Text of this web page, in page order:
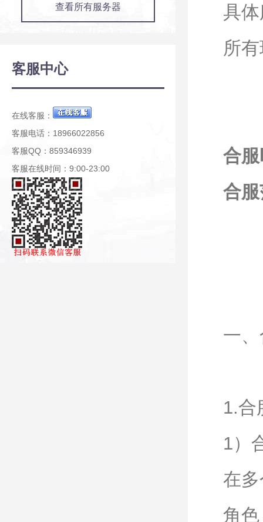
查看所有服务器
客服中心
在线客服：
客服电话：18966022856
客服QQ：859346939
客服在线时间：9:00-23:00
具
所
合
合
一
1.合
1）
在
角色